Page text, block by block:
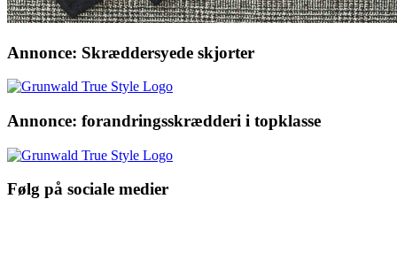
Annonce: Skræddersyede skjorter
Annonce: forandringsskrædderi i topklasse
Følg på sociale medier